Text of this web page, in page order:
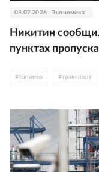
08.07.2026 Экономика
Никитин
пунктах
#топливо #транспорт